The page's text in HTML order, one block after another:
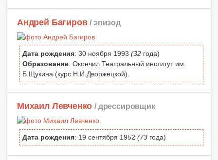
Андрей Багиров / эпизод
Дата рождения: 30 ноября 1993 (32 года)
Образование: Окончил Театральный институт им.
Б.Щукина (курс Н.И.Дворжецкой).
Михаил Левченко / дрессировщик
Дата рождения: 19 сентября 1952 (73 года)